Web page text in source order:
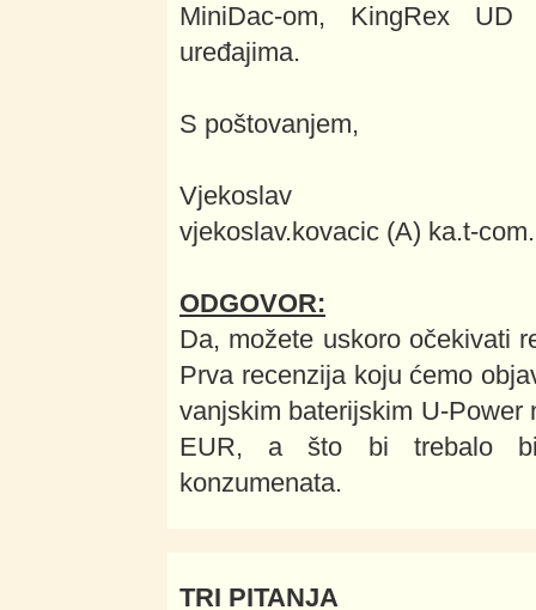
MiniDac-om, KingRex
uređajima.
S poštovanjem,
Vjekoslav
vjekoslav.kovacic (A) ka.t-
ODGOVOR:
Da, možete uskoro očekivati
Prva recenzija koju ćemo
vanjskim baterijskim U-Power
EUR, a što bi trebalo
konzumenata.
TRI PITANJA